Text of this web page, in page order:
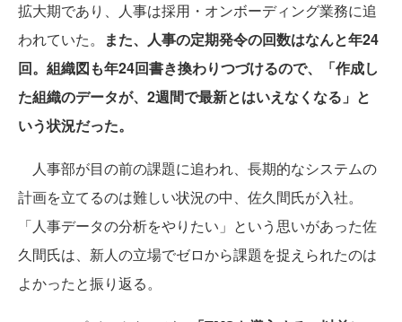
拡大期であり、人事は採用・オンボーディング業務に追
われていた。
また、人事の定期発令の回数はなんと年24
回。組織図も年24回書き換わりつづけるので、「作成し
た組織のデータが、2週間で最新とはいえなくなる」と
いう状況だった。
人事部が目の前の課題に追われ、長期的なシステムの
計画を立てるのは難しい状況の中、佐久間氏が入社。
「人事データの分析をやりたい」という思いがあった佐
久間氏は、新人の立場でゼロから課題を捉えられたのは
よかったと振り返る。